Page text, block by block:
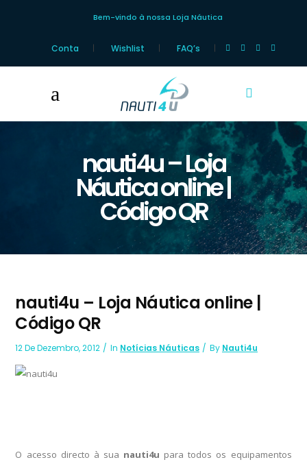
Bem-vindo à nossa Loja Náutica
Conta Wishlist FAQ’s
nauti4u – Loja
Náutica online |
Código QR
nauti4u – Loja Náutica online |
Código QR
12 De Dezembro, 2012 In Notícias Náuticas By Nauti4u
O acesso directo à sua nauti4u para todos os equipamentos